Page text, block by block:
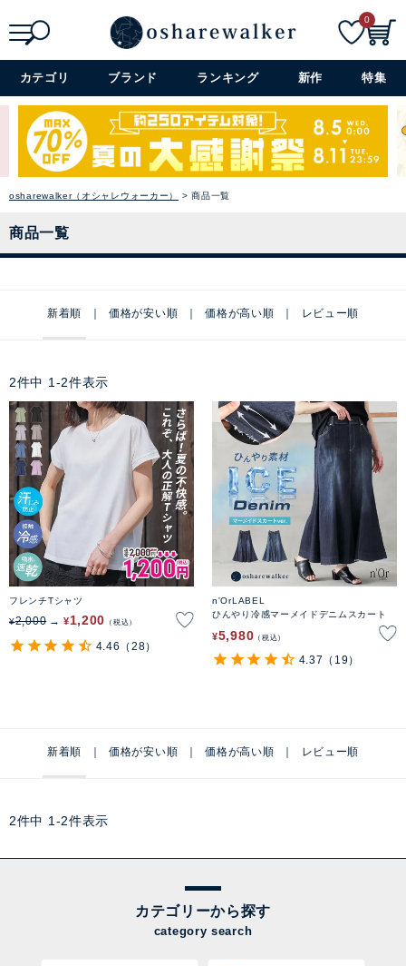
詳細検索+
0
カテゴリ ブランド ランキング 新作 特集
osharewalker（オシャレウォーカー） 商品一覧
商品一覧
新着順 価格が安い順 価格が高い順 レビュー順
2件中 1 -2件表示
フレンチTシャツ
¥2,000 ¥1,200 税込
4.46 （28）
n'OrLABEL
ひんやり冷感マーメイドデニムスカート
¥5,980 税込
4.37 （19）
新着順 価格が安い順 価格が高い順 レビュー順
2件中 1 -2件表示
カテゴリーから探す
category search